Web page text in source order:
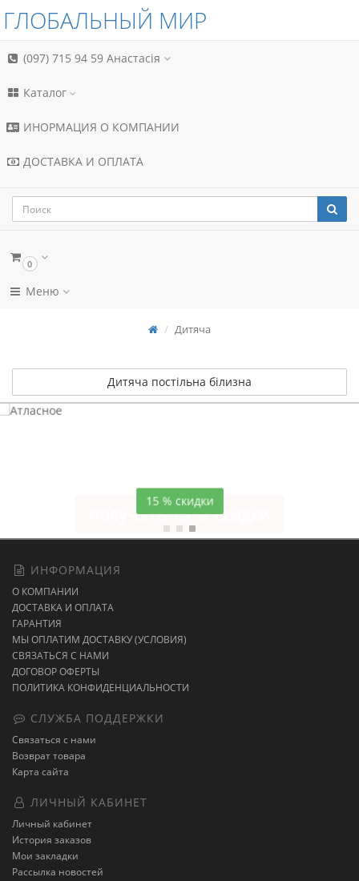
ГЛОБАЛЬНЫЙ МИР
(097) 715 94 59 Анастасія
Каталог
ИНОРМАЦИЯ О КОМПАНИИ
ДОСТАВКА И ОПЛАТА
0
Меню
Дитяча
Дитяча постільна білизна
15 % скидки
ИНФОРМАЦИЯ
О КОМПАНИИ
ДОСТАВКА И ОПЛАТА
ГАРАНТИЯ
МЫ ОПЛАТИМ ДОСТАВКУ (УСЛОВИЯ)
СВЯЗАТЬСЯ С НАМИ
ДОГОВОР ОФЕРТЫ
ПОЛИТИКА КОНФИДЕНЦИАЛЬНОСТИ
СЛУЖБА ПОДДЕРЖКИ
Связаться с нами
Возврат товара
Карта сайта
ЛИЧНЫЙ КАБИНЕТ
Личный кабинет
История заказов
Мои закладки
Рассылка новостей